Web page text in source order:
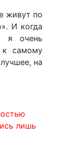
живут по
И когда
я очень
к самому
на
лишь